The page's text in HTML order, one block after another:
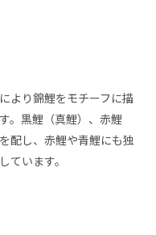
より錦鯉をモチーフに描
。黒鯉（真鯉）、赤鯉
配し、赤鯉や青鯉にも独
ています。